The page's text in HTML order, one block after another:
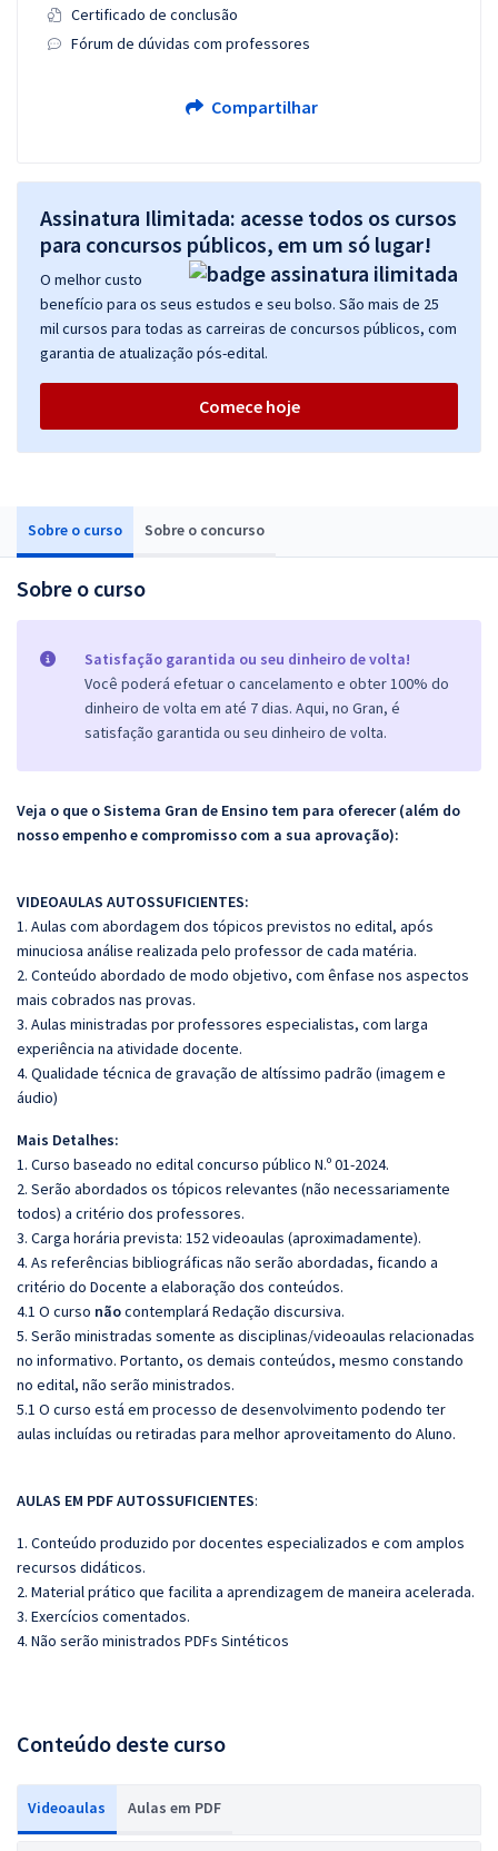
Sobre o curso Sobre o concurso
Sobre o curso
Satisfação garantida ou seu dinheiro de volta!
Você poderá efetuar o cancelamento e obter 100% do
dinheiro de volta em até 7 dias. Aqui, no Gran, é
satisfação garantida ou seu dinheiro de volta.
Veja o que o Sistema Gran de Ensino tem para oferecer (além do
nosso empenho e compromisso com a sua aprovação):
VIDEOAULAS AUTOSSUFICIENTES:
1. Aulas com abordagem dos tópicos previstos no edital, após
minuciosa análise realizada pelo professor de cada matéria.
2. Conteúdo abordado de modo objetivo, com ênfase nos aspectos
mais cobrados nas provas.
3. Aulas ministradas por professores especialistas, com larga
experiência na atividade docente.
4. Qualidade técnica de gravação de altíssimo padrão (imagem e
áudio)
Mais Detalhes:
1. Curso baseado no edital concurso público N.º 01-2024.
2. Serão abordados os tópicos relevantes (não necessariamente
todos) a critério dos professores.
3. Carga horária prevista: 152 videoaulas (aproximadamente).
4. As referências bibliográficas não serão abordadas, ficando a
critério do Docente a elaboração dos conteúdos.
4.1 O curso nãocontemplará Redação discursiva.
5. Serão ministradas somente as disciplinas/videoaulas relacionadas
no informativo. Portanto, os demais conteúdos, mesmo constando
no edital, não serão ministrados.
5.1 O curso está em processo de desenvolvimento podendo ter
aulas incluídas ou retiradas para melhor aproveitamento do Aluno.
AULAS EM PDF AUTOSSUFICIENTES:
1. Conteúdo produzido por docentes especializados e com amplos
recursos didáticos.
2. Material prático que facilita a aprendizagem de maneira acelerada.
3. Exercícios comentados.
4. Não serão ministrados PDFs Sintéticos
Conteúdo deste curso
Videoaulas Aulas em PDF
Certificado de conclusão
Fórum de dúvidas com professores
Compartilhar
Assinatura Ilimitada: acesse todos os cursos
para concursos públicos, em um só lugar!
O melhor custo
benefício para os seus estudos e seu bolso. São mais de 25
mil cursos para todas as carreiras de concursos públicos, com
garantia de atualização pós-edital.
Comece hoje